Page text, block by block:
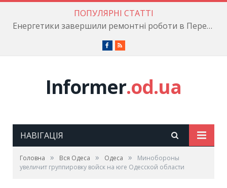
ПОПУЛЯРНІ СТАТТІ
Енергетики завершили ремонтні роботи в Пересипському районі
Facebook
RSS
Informer.od.ua
НАВІГАЦІЯ
Головна » Вся Одеса » Одеса »
Минобороны
увеличит группировку войск на юге Одесской области